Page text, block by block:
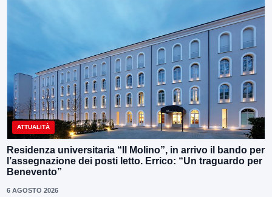
ATTUALITÀ
Residenza universitaria “Il Molino”, in arrivo il bando per
l’assegnazione dei posti letto. Errico: “Un traguardo per
Benevento”
6 AGOSTO 2026